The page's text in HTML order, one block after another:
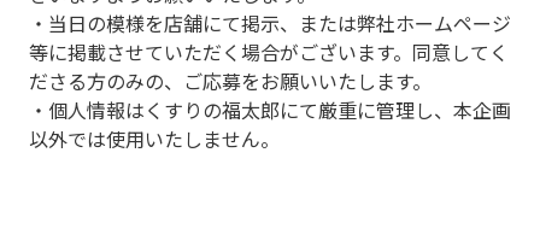
・当日の模様を店舗にて掲示、または弊社ホームページ
等に掲載させていただく場合がございます。同意してく
ださる方のみの、ご応募をお願いいたします。
・個人情報はくすりの福太郎にて厳重に管理し、本企画
以外では使用いたしません。